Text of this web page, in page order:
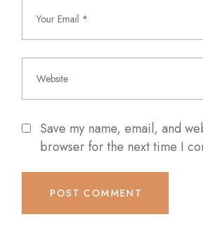
Save my name, email, and
browser for the next time I
POST COMMENT